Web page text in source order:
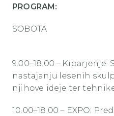
PROGRAM:
SOBOTA
9.00–18.00 –
nastajanju lesenih
njihove ideje ter
10.00–18.00 – EXPO: